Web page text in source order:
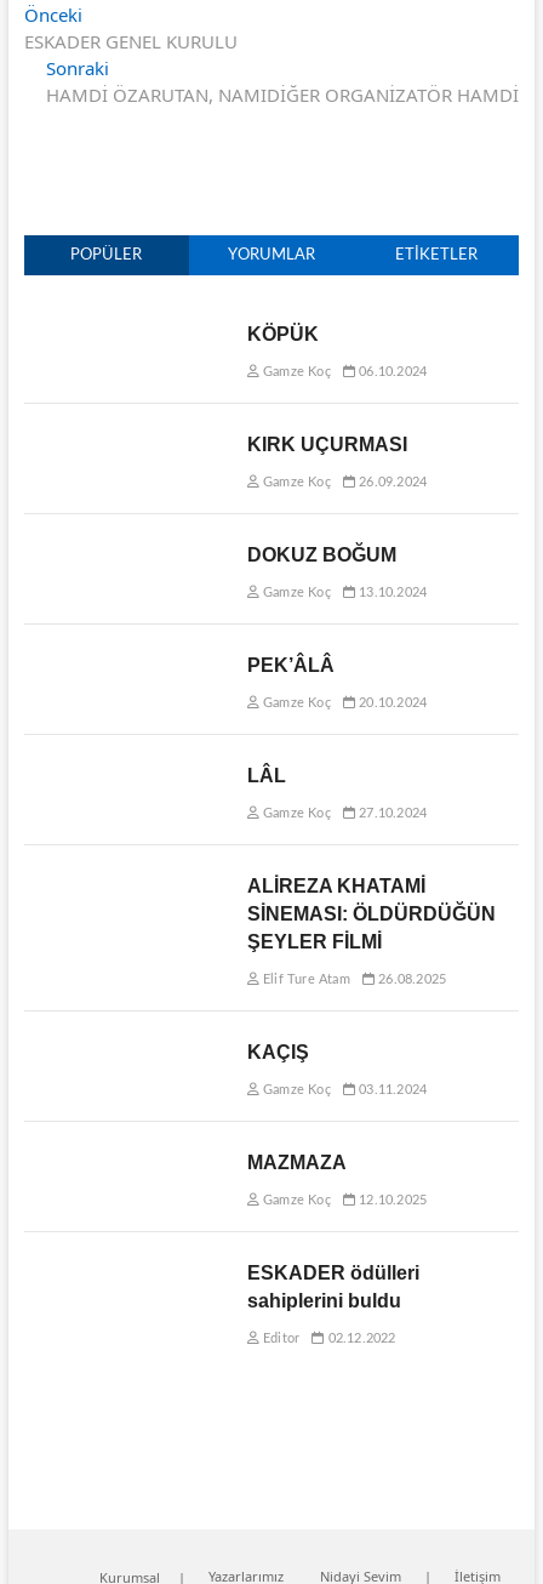
Yazı
gezinmesi
ÖncekiÖnceki
yazı:
ESKADER GENEL KURULU
Sonraki
yazı:
HAMDİ ÖZARUTAN, NAMIDİĞER ORGANİZATÖR HAMDİ
POPÜLER YORUMLAR ETIKETLER
KÖPÜK
Gamze Koç 06.10.2024
KIRK UÇURMASI
Gamze Koç 26.09.2024
DOKUZ BOĞUM
Gamze Koç 13.10.2024
PEK’ÂLÂ
Gamze Koç 20.10.2024
LÂL
Gamze Koç 27.10.2024
ALİREZA KHATAMİ
SİNEMASI: ÖLDÜRDÜĞÜN
ŞEYLER FİLMİ
Elif Ture Atam 26.08.2025
KAÇIŞ
Gamze Koç 03.11.2024
MAZMAZA
Gamze Koç 12.10.2025
ESKADER ödülleri
sahiplerini buldu
Editor 02.12.2022
Kurumsal Yazarlarımız Nidayi Sevim İletişim